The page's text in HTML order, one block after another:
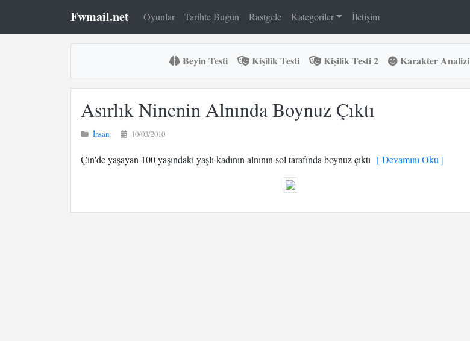
Fwmail.net Oyunlar Tarihte Bugün Rastgele Kategoriler İletişim
Beyin Testi Kişilik Testi Kişilik Testi 2 Karakter Analizi
Asırlık Ninenin Alnında Boynuz Çıktı
İnsan 10/03/2010
Çin'de yaşayan 100 yaşındaki yaşlı kadının alnının sol tarafında boynuz çıktı [ Devamını Oku ]